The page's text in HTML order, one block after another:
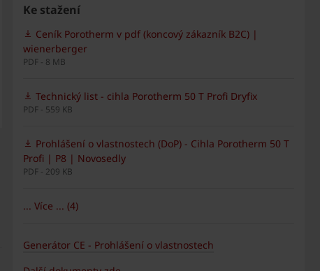
Ke stažení
Ceník Porotherm v pdf (koncový zákazník B2C) |
wienerberger
PDF - 8 MB
Technický list - cihla Porotherm 50 T Profi Dryfix
PDF - 559 KB
Prohlášení o vlastnostech (DoP) - Cihla Porotherm 50 T
Profi | P8 | Novosedly
PDF - 209 KB
... Více ... (4)
Generátor CE - Prohlášení o vlastnostech